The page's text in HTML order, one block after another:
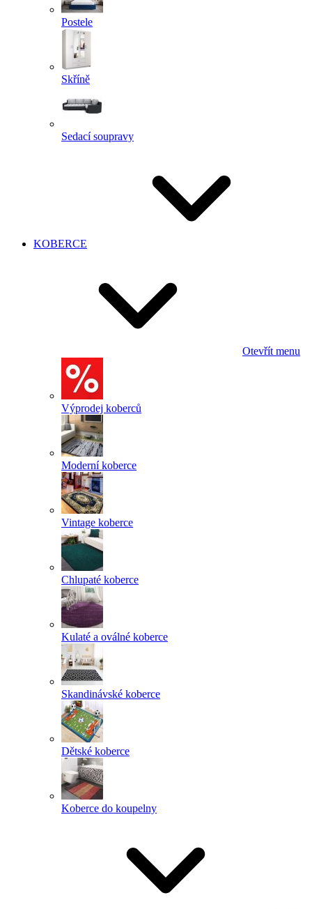
Postele
Skříně
Sedací soupravy
KOBERCE
Otevřít menu
Výprodej koberců
Moderní koberce
Vintage koberce
Chlupaté koberce
Kulaté a oválné koberce
Skandinávské koberce
Dětské koberce
Koberce do koupelny